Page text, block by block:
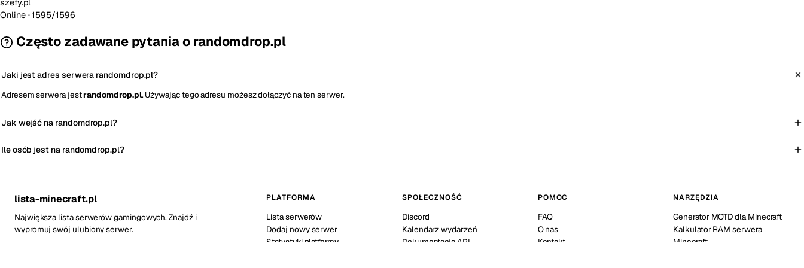
Online· 1595/1596
Często zadawane pytania o randomdrop.pl
Jaki jest adres serwera randomdrop.pl?
Adresem serwera jestrandomdrop.pl. Używając tego adresu możesz dołączyć na ten serwer.
Jak wejść na randomdrop.pl?
Ile osób jest na randomdrop.pl?
lista-minecraft.pl
Największa lista serwerów gamingowych. Znajdź i
wypromuj swój ulubiony serwer.
PLATFORMA
Lista serwerów
Dodaj nowy serwer
Statystyki platformy
SPOŁECZNOŚĆ
Discord
Kalendarz wydarzeń
Dokumentacja API
POMOC
FAQ
O nas
Kontakt
NARZĘDZIA
Generator MOTD dla Minecraft
Kalkulator RAM serwera
Minecraft